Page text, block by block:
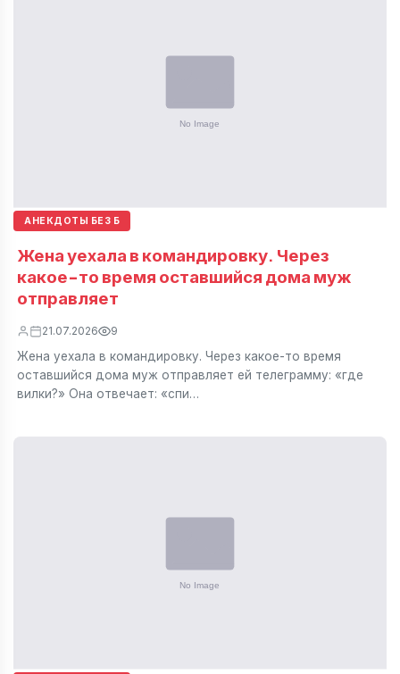
АНЕКДОТЫ БЕЗ Б
Жена уехала в командировку. Через
какое-то время оставшийся дома муж
отправляет
21.07.2026 9
Жена уехала в командировку. Через какое-то время
оставшийся дома муж отправляет ей телеграмму: «где
вилки?» Она отвечает: «спи…